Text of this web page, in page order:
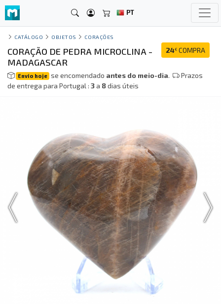
PT
CATÁLOGO OBJETOS CORAÇÕES
24€ COMPRA
CORAÇÃO DE PEDRA MICROCLINA -
MADAGASCAR
Envio hoje se encomendado antes do meio-dia.
Prazos
de entrega para Portugal : 3a 8dias úteis